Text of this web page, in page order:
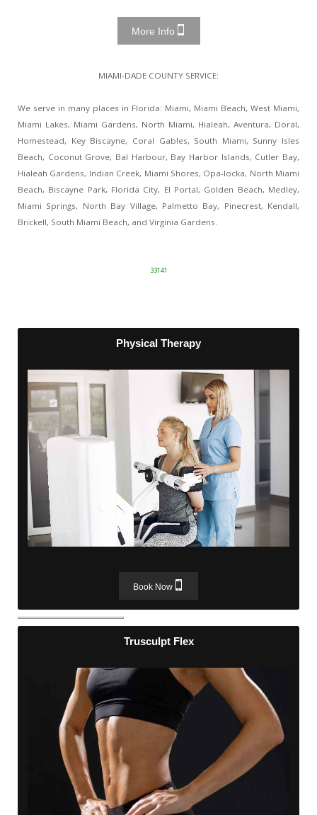
More Info
MIAMI-DADE COUNTY SERVICE:
We serve in many places in Florida: Miami, Miami Beach, West Miami,
Miami Lakes, Miami Gardens, North Miami, Hialeah, Aventura, Doral,
Homestead, Key Biscayne, Coral Gables, South Miami, Sunny Isles
Beach, Coconut Grove, Bal Harbour, Bay Harbor Islands, Cutler Bay,
Hialeah Gardens, Indian Creek, Miami Shores, Opa-locka, North Miami
Beach, Biscayne Park, Florida City, El Portal, Golden Beach, Medley,
Miami Springs, North Bay Village, Palmetto Bay, Pinecrest, Kendall,
Brickell, South Miami Beach, and Virginia Gardens.
33141
Physical Therapy
Physical Therapy
Book Now
Trusculpt Flex
Trusculpt Flex